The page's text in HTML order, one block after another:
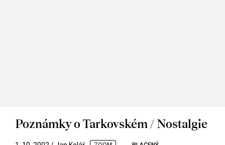
Poznámky o Tarkovském / Nostalgie